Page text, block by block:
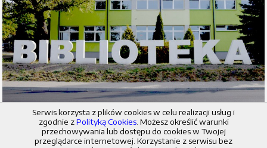
© 2026 Miejska i Powiatowa Biblioteka Publiczna w Radziejowie
Serwis korzysta z plików cookies w celu realizacji usług i
zgodnie zPolityką Cookies. Możesz określić warunki
przechowywania lub dostępu do cookies w Twojej
przeglądarce internetowej. Korzystanie z serwisu bez